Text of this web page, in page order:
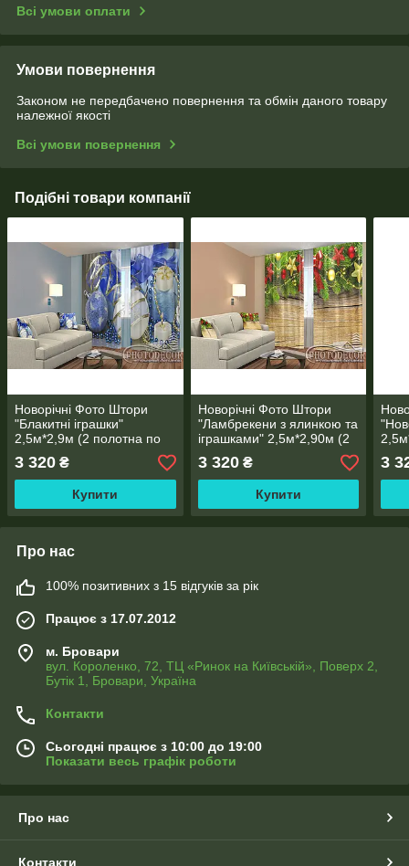
Всі умови оплати
Умови повернення
Законом не передбачено повернення та обмін даного товару
належної якості
Всі умови повернення
Подібні товари компанії
Новорічні Фото Штори
"Блакитні іграшки"
2,5м*2,9м (2 полотна по
3 320 ₴
Купити
Новорічні Фото Штори
"Ламбрекени з ялинкою та
іграшками" 2,5м*2,90м (2
полотна по 1,45м), тасьма
3 320₴
Купити
3
Про нас
100% позитивних з 15 відгуків за рік
Працює з 17.07.2012
м. Бровари
вул. Короленко, 72, ТЦ «Ринок на Київській», Поверх 2,
Бутік 1, Бровари, Україна
Контакти
Сьогодні працює з 10:00 до 19:00
Показати весь графік роботи
Про нас
Контакти